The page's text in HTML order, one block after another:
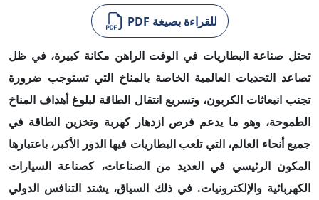
للقراءة بصيغة PDF
تحتل صناعة البطاريات في الوقت الراهن مكانة كبيرة، في ظل
تصاعد التحديات العالمية الخاصة بالمناخ التي تستوجب ضرورة
تجنب انبعاثات الكربون، وتسريع انتقال الطاقة لبلوغ أهداف المناخ
الطموحة، وهو ما يدعم فرص ازدهار كهربة وتخزين الطاقة في
جميع أنحاء العالم، التي تلعب البطاريات فيها الدور الأكبر، باعتبارها
المكون الرئيسي في العديد من الصناعات، كصناعة السيارات
الكهربائية والإلكترونيات. في ذلك السياق، يشتد التنافس الدولي